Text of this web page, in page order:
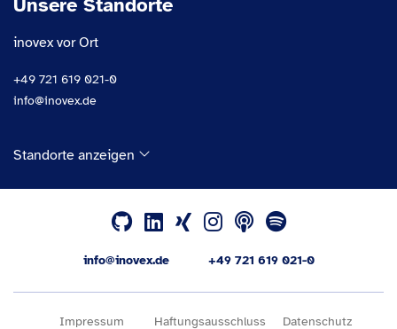
Unsere Standorte
inovex vor Ort
+49 721 619 021-0
info@inovex.de
Standorte anzeigen
info@inovex.de +49 721 619 021-0
Impressum Haftungsausschluss Datenschutz